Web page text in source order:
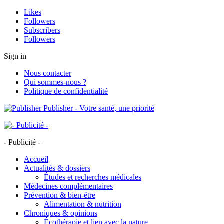
Likes
Followers
Subscribers
Followers
Sign in
Nous contacter
Qui sommes-nous ?
Politique de confidentialité
Publisher - Votre santé, une priorité
- Publicité -
Accueil
Actualités & dossiers
Études et recherches médicales
Médecines complémentaires
Prévention & bien-être
Alimentation & nutrition
Chroniques & opinions
Écothérapie et lien avec la nature